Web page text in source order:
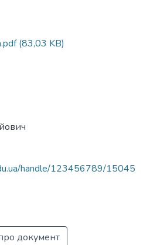
(83,03 KB)
handle/123456789/15045
документ